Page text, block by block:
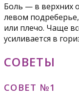
Боль — в верхних
левом
или плечо. Чаще
усиливается в
СОВЕТЫ
СОВЕТ №1